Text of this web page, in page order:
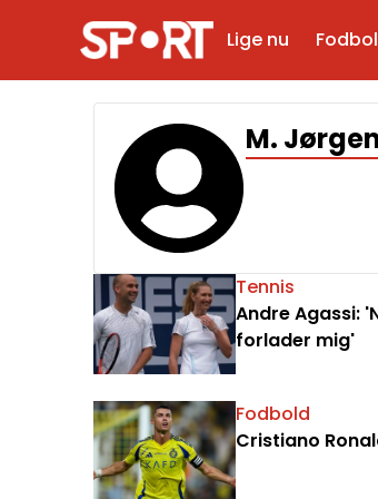
Lige nu
M.
Tennis
Andre Agassi:
forlader mig'
Fodbold
Cristiano